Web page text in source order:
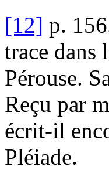
[12] p.
trace dans
Pérouse.
Reçu par
écrit-il
Pléiade.